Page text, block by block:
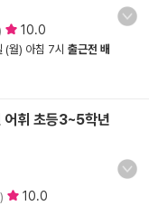
10.0
(월) 아침 7시 출근전 배
어휘 초등3~5학년
10.0